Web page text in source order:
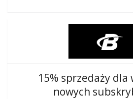
15% sprzedaży dla
nowych